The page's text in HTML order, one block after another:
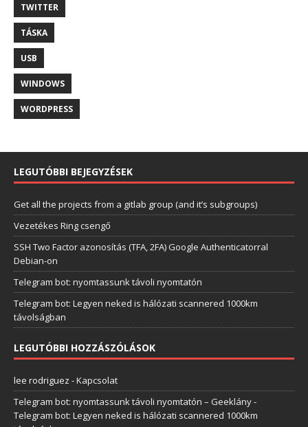
TWITTER
TÁSKA
USB
WINDOWS
WORDPRESS
LEGUTÓBBI BEJEGYZÉSEK
Get all the projects from a gitlab group (and it’s subgroups)
Vezetékes Ring csengő
SSH Two Factor azonosítás (TFA, 2FA) Google Authenticatorral
Debian-on
Telegram bot: nyomtassunk távoli nyomtatón
Telegram bot: Legyen neked is hálózati scannered 1000km
távolságban
LEGUTÓBBI HOZZÁSZÓLÁSOK
lee rodriguez -Kapcsolat
Telegram bot: nyomtassunk távoli nyomtatón – Geeklány-
Telegram bot: Legyen neked is hálózati scannered 1000km